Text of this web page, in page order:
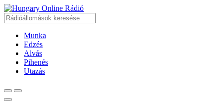
Online Rádió
Munka
Edzés
Alvás
Pihenés
Utazás